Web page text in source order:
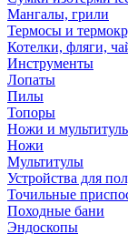
Мангалы, грили
Термосы и
Котелки, фляги,
Инструменты
Лопаты
Пилы
Топоры
Ножи и
Ножи
Мультитулы
Устройства для
Точильные
Походные бани
Эндоскопы